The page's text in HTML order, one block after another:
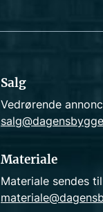
Salg
Vedrørende
Materiale
Materiale sendes